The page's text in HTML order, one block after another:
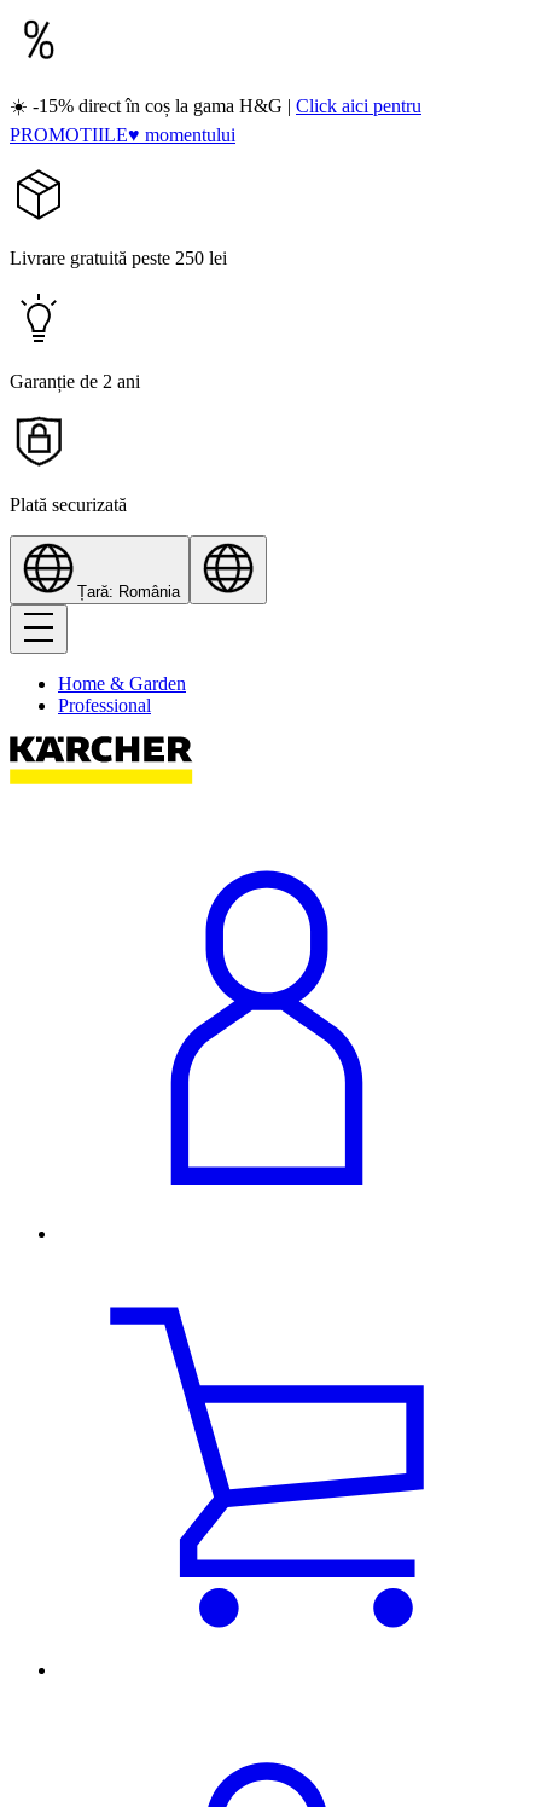
☀️ -15% direct în coș la gama H&G | Click aici pentru
PROMOTIILE♥ momentului
Livrare gratuită peste 250 lei
Garanție de 2 ani
Plată securizată
Țară: România
Home & Garden
Professional